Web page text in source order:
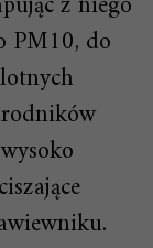
PM10, do